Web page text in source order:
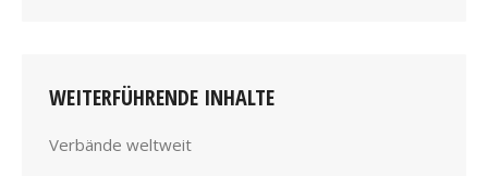
WEITERFÜHRENDE INHALTE
Verbände weltweit